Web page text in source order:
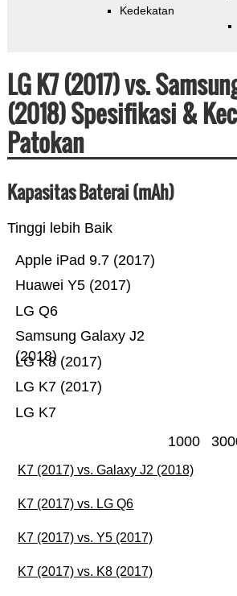
Kedekatan
LG K7 (2017) vs.
(2018) Spesifikasi &
Patokan
Kapasitas Baterai (mAh)
Tinggi lebih Baik
LG K7
LG K7 (2017)
LG K8 (2017)
Samsung Galaxy J2
(2018)
LG Q6
Huawei Y5 (2017)
Apple iPad 9.7 (2017)
1000
K7 (2017) vs. Galaxy J2 (2018)
K7 (2017) vs. LG Q6
K7 (2017) vs. Y5 (2017)
K7 (2017) vs. K8 (2017)